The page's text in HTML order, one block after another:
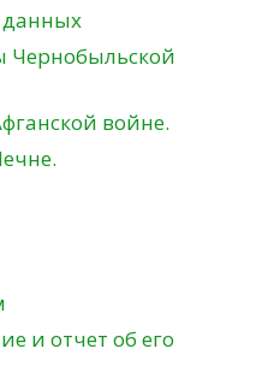
Чернобыльской
войне.
и отчет об его